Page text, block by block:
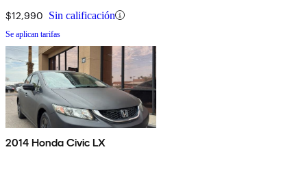
$12,990 Sin calificación
Se aplican tarifas
2014 Honda Civic LX